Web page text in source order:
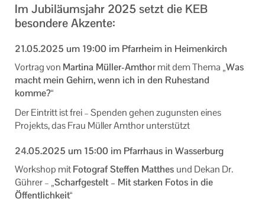
Im Jubiläumsjahr 2025 setzt die KEB
besondere Akzente:
21.05.2025 um 19:00 im Pfarrheim in Heimenkirch
Vortrag von Martina Müller-Amthor mit dem Thema „Was
macht mein Gehirn, wenn ich in den Ruhestand
komme?“
Der Eintritt ist frei – Spenden gehen zugunsten eines
Projekts, das Frau Müller Amthor unterstützt
24.05.2025 um 15:00 im Pfarrhaus in Wasserburg
Workshop mitFotograf Steffen Matthes und Dekan Dr.
Gührer – „Scharfgestelt – Mit starken Fotos in die
Öffentlichkeit“